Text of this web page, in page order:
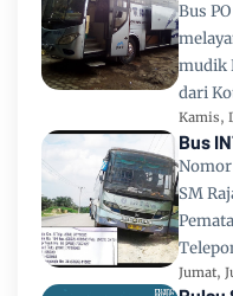
Bus
mudik
dari
Kamis,
Bus
Nomor
SM
Jumat,